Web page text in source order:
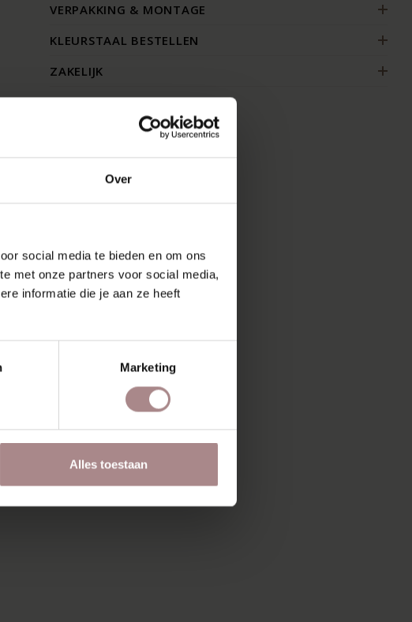
Over
social media te bieden en om ons
met onze partners voor social media,
informatie die je aan ze heeft
Marketing
Alles toestaan
VERPAKKING & MONTAGE
KLEURSTAAL BESTELLEN
ZAKELIJK